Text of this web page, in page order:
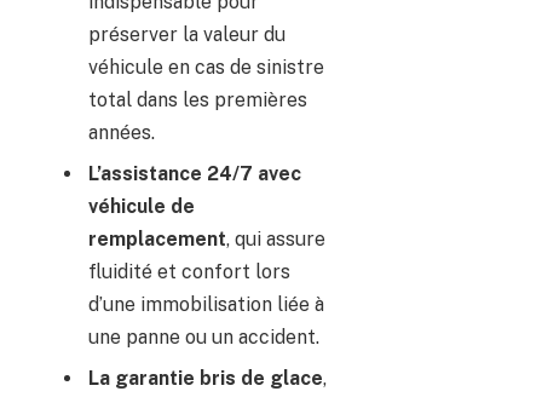
préserver la valeur du
véhicule en cas de sinistre
total dans les premières
années.
L’assistance 24/7 avec
véhicule de
remplacement, qui assure
fluidité et confort lors
d’une immobilisation liée à
une panne ou un accident.
La garantie bris de glace,